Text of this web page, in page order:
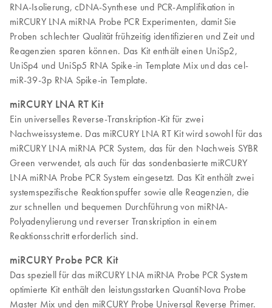
RNA-Isolierung, cDNA-Synthese und PCR-Amplifikation in
miRCURY LNA miRNA Probe PCR Experimenten, damit Sie
Proben schlechter Qualität frühzeitig identifizieren und Zeit und
Reagenzien sparen können. Das Kit enthält einen UniSp2,
UniSp4 und UniSp5 RNA Spike-in Template Mix und das cel-
miR-39-3p RNA Spike-in Template.
miRCURY LNA RT Kit
Ein universelles Reverse-Transkription-Kit für zwei
Nachweissysteme. Das miRCURY LNA RT Kit wird sowohl für das
miRCURY LNA miRNA PCR System, das für den Nachweis SYBR
Green verwendet, als auch für das sondenbasierte miRCURY
LNA miRNA Probe PCR System eingesetzt. Das Kit enthält zwei
systemspezifische Reaktionspuffer sowie alle Reagenzien, die
zur schnellen und bequemen Durchführung von miRNA-
Polyadenylierung und reverser Transkription in einem
Reaktionsschritt erforderlich sind.
miRCURY Probe PCR Kit
Das speziell für das miRCURY LNA miRNA Probe PCR System
optimierte Kit enthält den leistungsstarken QuantiNova Probe
Master Mix und den miRCURY Probe Universal Reverse Primer.